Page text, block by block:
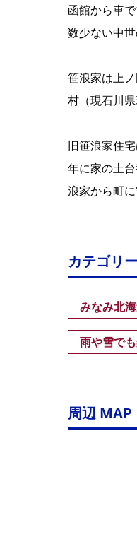
函館から車
数少ない中
笹浪家は上
村（現石川
旧笹浪家住
年に家の土
浪家から町
カテゴリー
みなみ北
雨や雪で
周辺 MAP